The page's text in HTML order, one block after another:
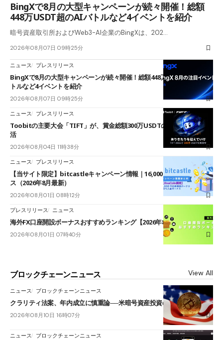
BingXで8月の大型キャンペーンが続々開催！総額
448万USDT超のAIバトルなど4イベントを紹介
暗号資産取引所およびWeb3-AI企業のBingXは、202…
2026年08月07日 09時25分
ニュース プレスリリース
BingXで8月の大型キャンペーンが続々開催！総額448万USDT超のAIバ
トルなど4イベントを紹介
2026年08月07日 09時25分
ニュース プレスリリース
Toobitの主要大会「TIFT」が、賞金総額300万USDTのレースとして復
活
2026年08月04日 11時38分
ニュース プレスリリース
【当サイト限定】bitcastleキャンペーン情報｜16,000円口座開設ボーナ
ス（2026年8月最新）
2026年08月01日 08時12分
プレスリリース ニュース
海外FX口座開設ボーナスおすすめランキング【2026年8月最新】
2026年08月01日 07時40分
ブロックチェーンニュース View All
ニュース ブロックチェーンニュース
クラリティ法案、年内成立に慎重論──米暗号資産投資の海外流出懸念も
2026年08月10日 16時07分
ニュース ブロックチェーンニュース